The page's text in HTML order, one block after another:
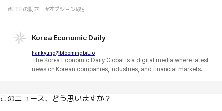
#ETFの動き #オプション取引
Korea Economic Daily
hankyung@bloomingbit.io
The Korea Economic Daily Global is a digital media where latest
news on Korean companies, industries, and financial markets.
このニュース、どう思いますか？